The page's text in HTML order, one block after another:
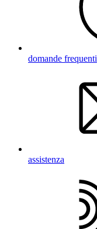
domande frequenti
assistenza